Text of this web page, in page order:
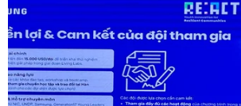
Hạn hán nghiêm trọng đe dọa "huyết
mạch" kinh tế châu Âu